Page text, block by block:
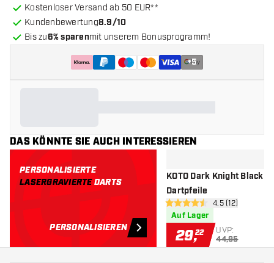
Kostenloser Versand ab 50 EUR**
Kundenbewertung8.9/10
Bis zu6% sparenmit unserem Bonusprogramm!
+5
DAS KÖNNTE SIE AUCH INTERESSIEREN
PERSONALISIERTE
LASERGRAVIERTEDARTS
PERSONALISIEREN
KOTO Dark Knight Black
Dartpfeile
4.5 Bewertungssterne
4.5 (12)
Auf Lager
29,22 UVP:
44,95